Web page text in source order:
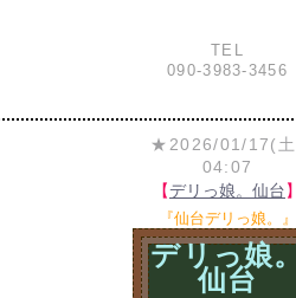
TEL
090-3983-3456
★2026/01/17(
04:07
【デリっ娘。仙台
『仙台デリっ娘。』
デリっ娘
仙台